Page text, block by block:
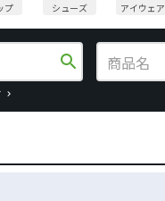
プ シューズ アイウェア
search